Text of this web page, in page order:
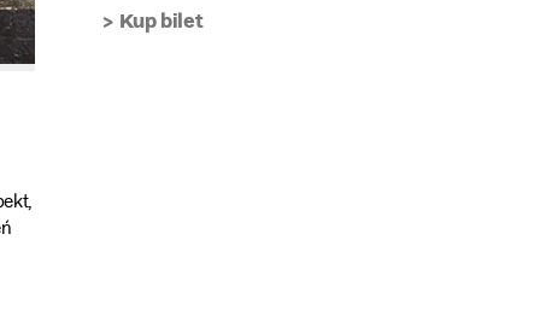
Kup bilet